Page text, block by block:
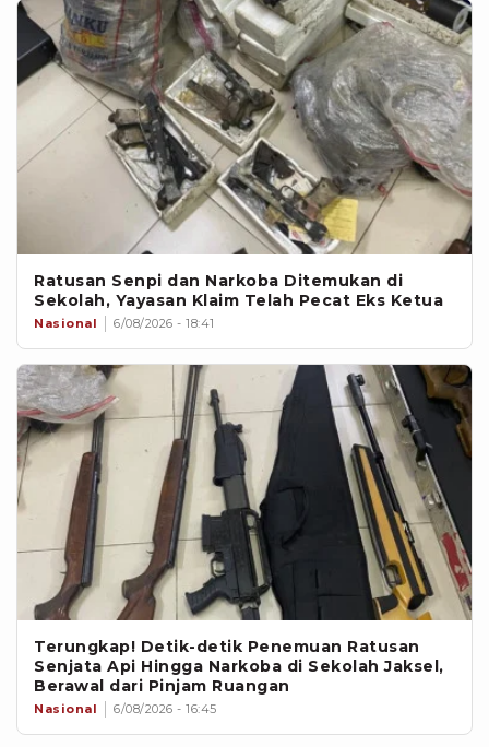
Ratusan Senpi dan Narkoba Ditemukan di
Sekolah, Yayasan Klaim Telah Pecat Eks Ketua
Nasional 6/08/2026 - 18:41
Terungkap! Detik-detik Penemuan Ratusan
Senjata Api Hingga Narkoba di Sekolah Jaksel,
Berawal dari Pinjam Ruangan
Nasional 6/08/2026 - 16:45